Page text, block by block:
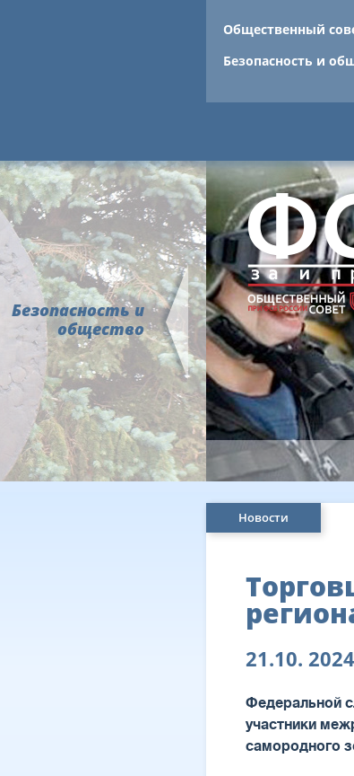
Общественный
Безопасность и
Безопасность и
общество
Новости
21.10.
Федеральной
участники
самородного